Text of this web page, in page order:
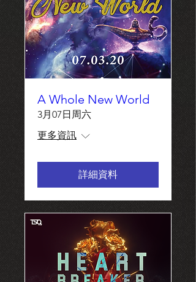
A Whole New World
3月07日周六
更多資訊
詳細資料